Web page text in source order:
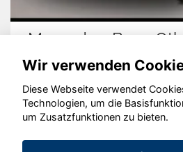
Mercedes-Benz
© konjunkturmotor.de
Wir verwenden
Diese Webseite verwendet
Technologien, um die
um Zusatzfunktionen zu bieten.